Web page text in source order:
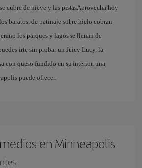
cubre de nieve y las pistasAprovecha hoy
baratos. de patinaje sobre hielo cobran
los parques y lagos se llenan de
irte sin probar un Juicy Lucy, la
con queso fundido en su interior, una
puede ofrecer.
en Minneapolis